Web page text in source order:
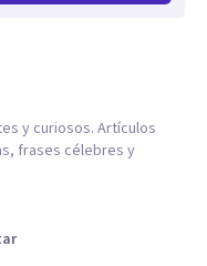
y curiosos. Artículos
frases célebres y